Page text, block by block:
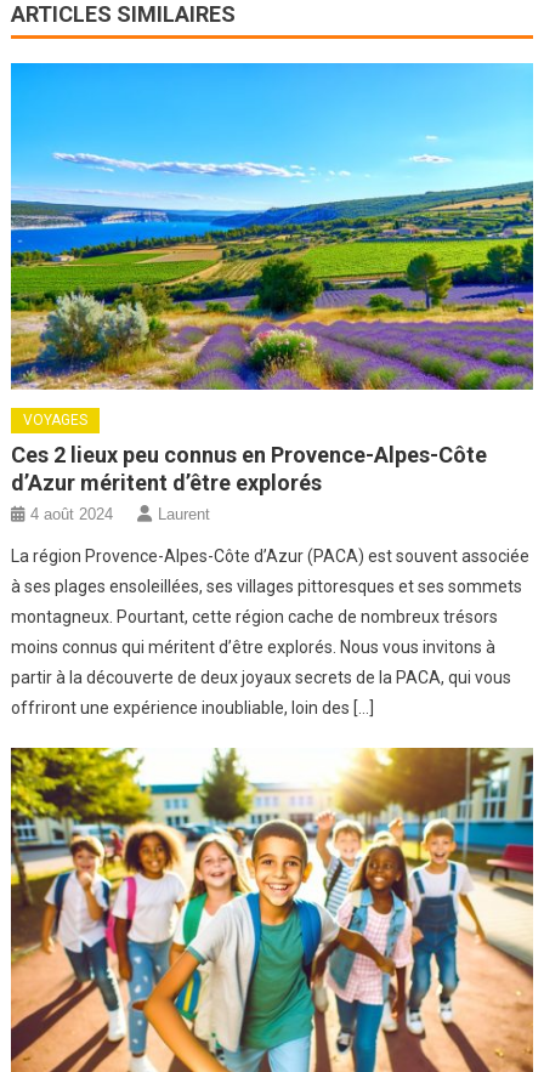
ARTICLES SIMILAIRES
VOYAGES
Ces 2 lieux peu connus en Provence-Alpes-Côte
d’Azur méritent d’être explorés
4 août 2024 Laurent
La région Provence-Alpes-Côte d’Azur (PACA) est souvent associée
à ses plages ensoleillées, ses villages pittoresques et ses sommets
montagneux. Pourtant, cette région cache de nombreux trésors
moins connus qui méritent d’être explorés. Nous vous invitons à
partir à la découverte de deux joyaux secrets de la PACA, qui vous
offriront une expérience inoubliable, loin des […]